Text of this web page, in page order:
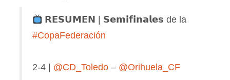
𝗥𝗘𝗦𝗨𝗠𝗘𝗡 | 𝗦𝗲𝗺𝗶𝗳𝗶𝗻𝗮𝗹𝗲𝘀 de la
#CopaFederación
2-4 | @CD_Toledo– @Orihuela_CF